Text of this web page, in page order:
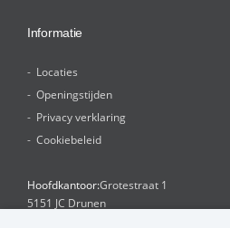
Informatie
Locaties
Openingstijden
Privacy verklaring
Cookiebeleid
Hoofdkantoor:Grotestraat 1
5151 JC Drunen